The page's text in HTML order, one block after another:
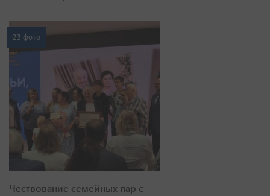
23 фото
Чествование семейных пар с